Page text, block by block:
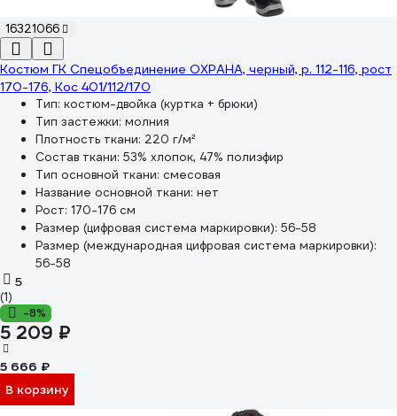
16321066
Костюм ГК Спецобъединение ОХРАНА, черный, р. 112-116, рост
170-176, Кос 401/112/170
Тип: костюм-двойка (куртка + брюки)
Тип застежки: молния
Плотность ткани: 220 г/м²
Состав ткани: 53% хлопок, 47% полиэфир
Тип основной ткани: смесовая
Название основной ткани: нет
Рост: 170-176 см
Размер (цифровая система маркировки): 56-58
Размер (международная цифровая система маркировки):
56-58
5
(1)
-8%
5 209 ₽
5 666 ₽
В корзину